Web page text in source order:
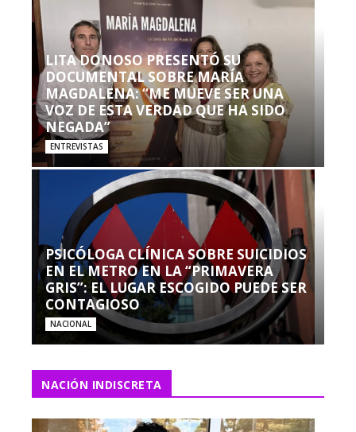
LITA DONOSO PRESENTÓ SU
DOCUMENTAL SOBRE MARÍA
MAGDALENA: “ME MUEVE SER UNA
VOZ DE ESTA VERDAD QUE HA SIDO
NEGADA”
ENTREVISTAS
PSICÓLOGA CLÍNICA SOBRE SUICIDIOS
EN EL METRO EN LA “PRIMAVERA
GRIS”: EL LUGAR ESCOGIDO PUEDE SER
CONTAGIOSO
NACIONAL
NACIÓN INDISCRETA